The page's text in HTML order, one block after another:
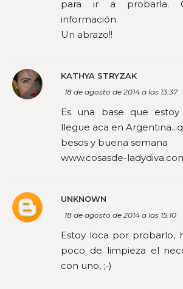
para ir a probarla.
información.
Un abrazo!!
KATHYA STRYZAK
18 de agosto de 2014 a las 13:37
Es una base que estoy
llegue aca en
besos y buena semana
www.cosasde-
UNKNOWN
18 de agosto de 2014 a las 15:10
Estoy loca por probarlo,
poco de limpieza el
con uno, ;-)